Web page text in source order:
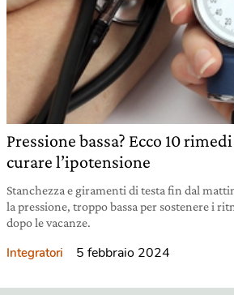
Pressione bassa? Ecco 10
curare l’ipotensione
Stanchezza e giramenti di testa fin dal
la pressione, troppo bassa per sostenere i
dopo le vacanze.
Integratori 5 febbraio 2024